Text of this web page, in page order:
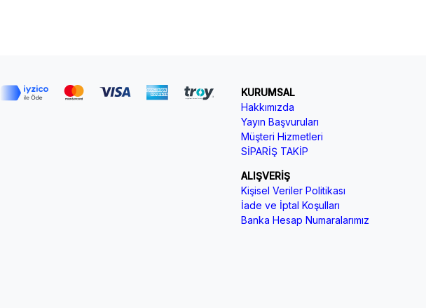
KURUMSAL
Hakkımızda
Yayın Başvuruları
Müşteri Hizmetleri
SİPARİŞ TAKİP
ALIŞVERİŞ
Kişisel Veriler Politikası
İade ve İptal Koşulları
Banka Hesap Numaralarımız